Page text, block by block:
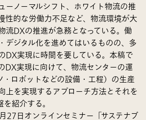
ーノーマルシフト、ホワイト物流の推
性的な労働力不足など、物流環境が大
流DXの推進が急務となっている。働
デジタル化を進めてはいるものの、多
DX実現に時間を要している。本稿で
DX実現に向けて、物流センターの運
・ロボットなどの設備・工程）の生産
上を実現するアプローチ方法とそれを
紹介する。
27日オンラインセミナー「サステナブ